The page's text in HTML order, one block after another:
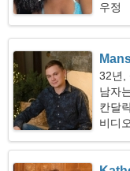
우정
32년,
남자
칸달
비디